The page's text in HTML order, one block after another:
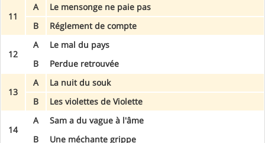
11
A
Le mensonge ne paie pas
B
Réglement de compte
12
A
Le mal du pays
B
Perdue retrouvée
13
A
La nuit du souk
B
Les violettes de Violette
14
A
Sam a du vague à l'âme
B
Une méchante grippe